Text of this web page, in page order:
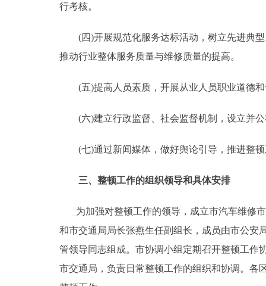
行考核。
(四)开展规范化服务达标活动，树立先进典型
推动行业整体服务质量与维修质量的提高。
(五)提高人员素质，开展从业人员职业道德和
(六)建立行政监督、社会监督机制，设立并公
(七)通过新闻媒体，做好舆论引导，推进整顿
三、整顿工作的组织领导和具体安排
为加强对整顿工作的领导，成立市汽车维修市
和市交通局局长张燕生任副组长，成员由市公安
管领导同志组成。市协调小组定期召开整顿工作
市交通局，负责日常整顿工作的组织和协调。各